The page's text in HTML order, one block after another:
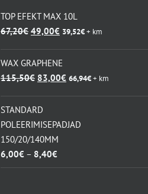
TOP EFEKT MAX 10L
67,20€ Algne
oli:
67,20€.
49,00€ Praegune
on:
49,00€.
39,52€+ km
WAX GRAPHENE
115,50€ Algne
oli:
115,50€.
83,00€ Praegune
83,00€.
66,94€+ km
STANDARD
POLEERIMISEPADJAD
150/20/140MM
6,00€ – 8,40€
6,00€